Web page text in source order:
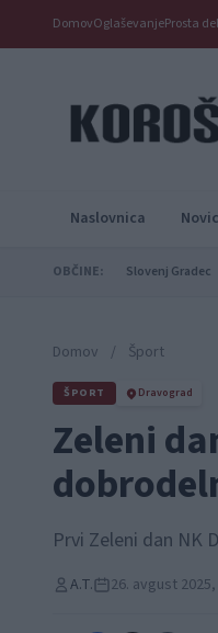
DomovOglaševanjeProsta
Naslovnica
OBČINE: Slovenj Gradec
Domov / Šport
ŠPORT Dravograd
Zeleni
Prvi Zeleni dan NK
A.T. 26. avgust